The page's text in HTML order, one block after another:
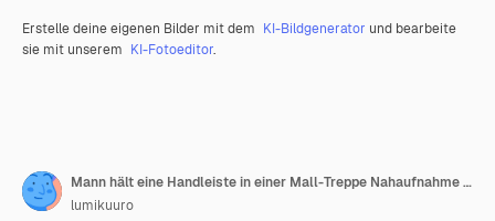
Erstelle deine eigenen Bilder mit dem KI-Bildgenerator und bearbeite
sie mit unserem KI-Fotoeditor.
Mann hält eine Handleiste in einer Mall-Treppe Nahaufnahme Stockfoto des Mannes, der auf der Treppe geht
lumikuuro